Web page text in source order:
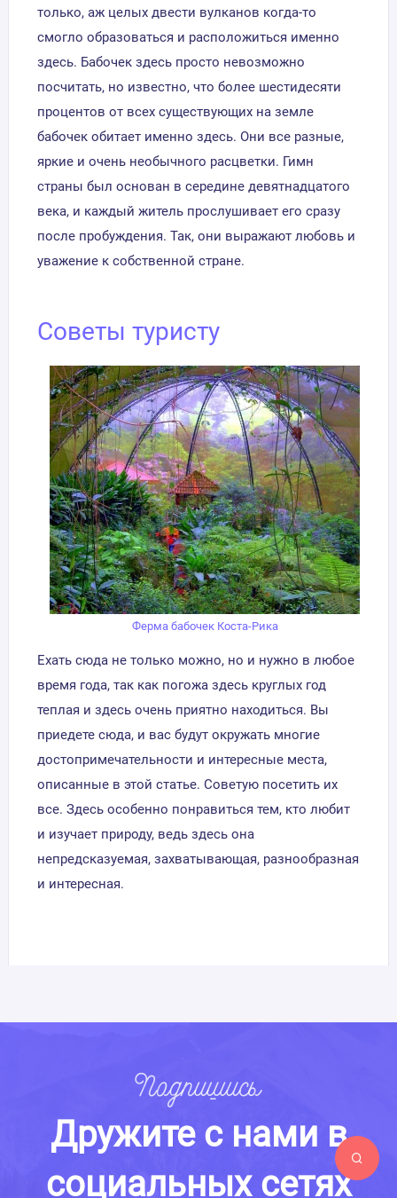
только, аж целых двести вулканов когда-то
смогло образоваться и расположиться именно
здесь. Бабочек здесь просто невозможно
посчитать, но известно, что более шестидесяти
процентов от всех существующих на земле
бабочек обитает именно здесь. Они все разные,
яркие и очень необычного расцветки. Гимн
страны был основан в середине девятнадцатого
века, и каждый житель прослушивает его сразу
после пробуждения. Так, они выражают любовь и
уважение к собственной стране.
Советы туристу
Ферма бабочек Коста-Рика
Ехать сюда не только можно, но и нужно в любое
время года, так как погожа здесь круглых год
теплая и здесь очень приятно находиться. Вы
приедете сюда, и вас будут окружать многие
достопримечательности и интересные места,
описанные в этой статье. Советую посетить их
все. Здесь особенно понравиться тем, кто любит
и изучает природу, ведь здесь она
непредсказуемая, захватывающая, разнообразная
и интересная.
Подпишись
Дружите с нами в
социальных сетях